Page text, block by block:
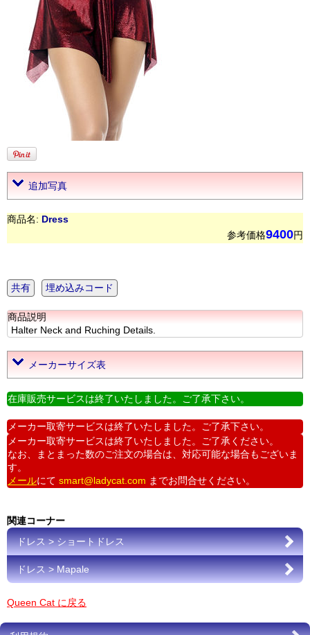
追加写真
商品名: Dress
参考価格9400円
共有 埋め込みコード
商品説明
Halter Neck and Ruching Details.
メーカーサイズ表
在庫販売サービスは終了いたしました。ご了承下さい。
メーカー取寄サービスは終了いたしました。ご了承下さい。
メーカー取寄サービスは終了いたしました。ご了承ください。
なお、まとまった数のご注文の場合は、対応可能な場合もございま
す。
メールにて smart@ladycat.com までお問合せください。
関連コーナー
ドレス > ショートドレス
ドレス > Mapale
Queen Cat に戻る